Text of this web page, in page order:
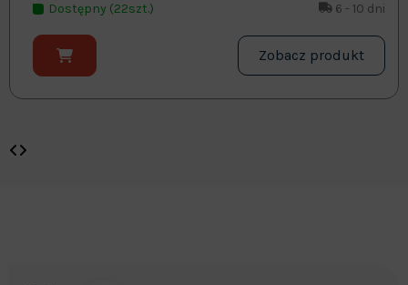
Dostępny (22szt.) 6 - 10 dni
Zobacz produkt